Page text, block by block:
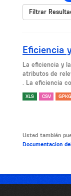
Filtrar
Eficiencia
La eficiencia y
atributos de
. La eficiencia
XLS CSV GPKG
Usted también
Documentacion